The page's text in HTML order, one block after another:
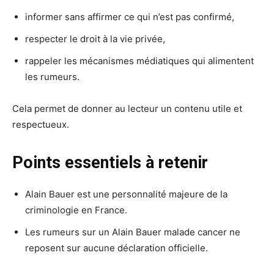
informer sans affirmer ce qui n’est pas confirmé,
respecter le droit à la vie privée,
rappeler les mécanismes médiatiques qui alimentent
les rumeurs.
Cela permet de donner au lecteur un contenu utile et
respectueux.
Points essentiels à retenir
Alain Bauer est une personnalité majeure de la
criminologie en France.
Les rumeurs sur un Alain Bauer malade cancer ne
reposent sur aucune déclaration officielle.